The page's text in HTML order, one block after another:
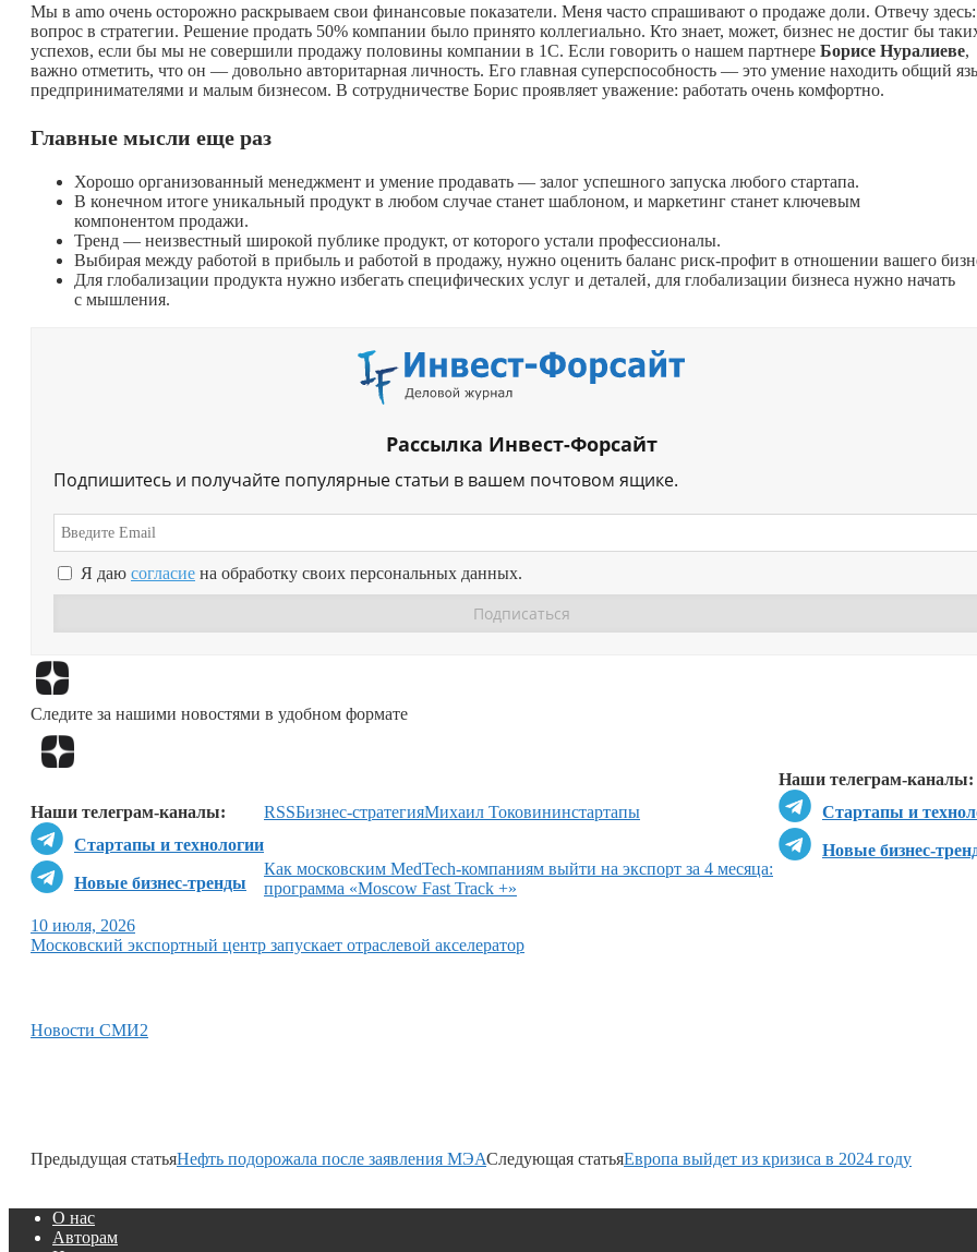
Мы в amo очень осторожно раскрываем свои финансовые показатели. Меня часто спрашивают о продаже доли. Отвечу здесь:
вопрос в стратегии. Решение продать 50% компании было принято коллегиально. Кто знает, может, бизнес не достиг бы
успехов, если бы мы не совершили продажу половины компании в 1С. Если говорить о нашем партнере Борисе Нуралиеве,
важно отметить, что он — довольно авторитарная личность. Его главная суперспособность — это умение находить общий
предпринимателями и малым бизнесом. В сотрудничестве Борис проявляет уважение: работать очень комфортно.
Главные мысли еще раз
Хорошо организованный менеджмент и умение продавать — залог успешного запуска любого стартапа.
В конечном итоге уникальный продукт в любом случае станет шаблоном, и маркетинг станет ключевым
компонентом продажи.
Тренд — неизвестный широкой публике продукт, от которого устали профессионалы.
Выбирая между работой в прибыль и работой в продажу, нужно оценить баланс риск-профит в отношении вашего
Для глобализации продукта нужно избегать специфических услуг и деталей, для глобализации бизнеса нужно начать
с мышления.
Рассылка Инвест-Форсайт
Подпишитесь и получайте популярные статьи в вашем почтовом ящике.
Я даю согласие на обработку своих персональных данных.
Следите за нашими новостями в удобном формате
Наши телеграм-каналы:
Стартапы и
Новые бизнес-
Наши телеграм-каналы:
Стартапы и технологии
Новые бизнес-тренды
RSSБизнес-стратегияМихаил Токовининстартапы
Как московским MedTech-компаниям выйти на экспорт за 4 месяца:
программа «Moscow Fast Track +»
10 июля, 2026
Московский экспортный центр запускает отраслевой акселератор
Новости СМИ2
Предыдущая статьяНефть подорожала после заявления МЭАСледующая статьяЕвропа выйдет из кризиса в 2024 году
О нас
Авторам